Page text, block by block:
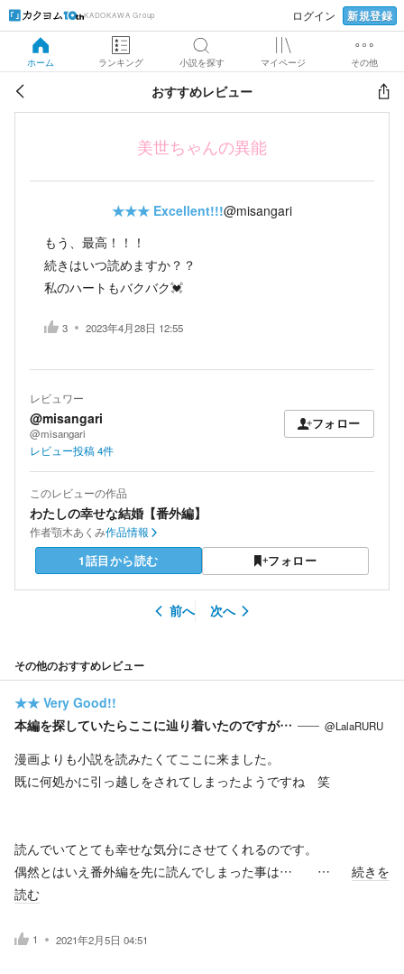
KADOKAWA Group ログイン 新規登録
ホーム ランキング 小説を探す マイページ その他
おすすめレビュー
美世ちゃんの異能
★★★ Excellent!!!@misangari
もう、最高！！！
続きはいつ読めますか？？
私のハートもバクバク💓
3 2023年4月28日 12:55
レビュワー
@misangari
@misangari
フォロー
レビュー投稿4件
このレビューの作品
わたしの幸せな結婚【番外編】
作者顎木あくみ作品情報
1話目から読む フォロー
前へ 次へ
その他のおすすめレビュー
★★ Very Good!!
本編を探していたらここに辿り着いたのですが…
@LalaRURU
漫画よりも小説を読みたくてここに来ました。
既に何処かに引っ越しをされてしまったようですね 笑
読んでいてとても幸せな気分にさせてくれるのです。
偶然とはいえ番外編を先に読んでしまった事は… …
続きを
読む
1 2021年2月5日 04:51